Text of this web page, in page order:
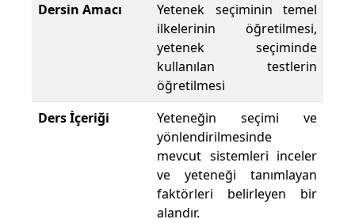
Dersin Amacı
Yetenek seçiminin temel
ilkelerinin öğretilmesi,
yetenek seçiminde
kullanılan testlerin
öğretilmesi
Ders İçeriği
Yeteneğin seçimi ve
yönlendirilmesinde
mevcut sistemleri inceler
ve yeteneği tanımlayan
faktörleri belirleyen bir
alandır.